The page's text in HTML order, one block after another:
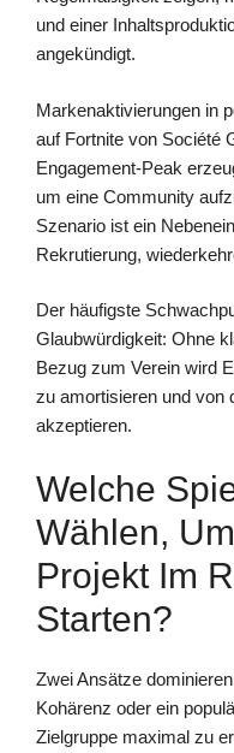
und einer
angekündigt.
Markenaktivierungen in
auf Fortnite von Société
Engagement-Peak
um eine Community
Szenario ist ein
Rekrutierung,
Der häufigste
Glaubwürdigkeit: Ohne
Bezug zum Verein wird
zu amortisieren und von
akzeptieren.
Welche
Wählen,
Projekt Im
Starten?
Zwei Ansätze
Kohärenz oder ein
Zielgruppe maximal zu